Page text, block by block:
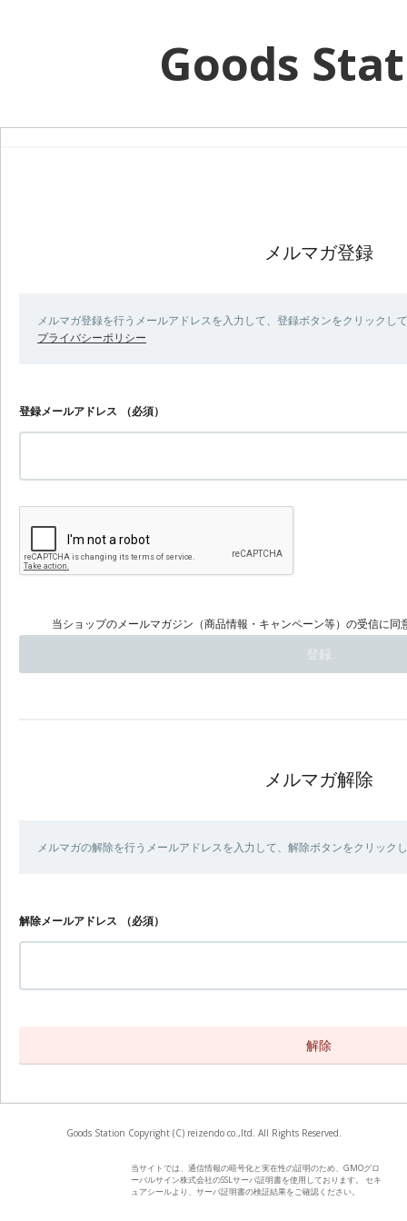
Goods
メルマガ登録
メルマガ登録を行うメールアドレスを入力して、登録ボタンをクリックし
プライバシーポリシー
登録メールアドレス （必須）
当ショップのメールマガジン（商品情報・キャンペーン等）の受信に
メルマガ解除
メルマガの解除を行うメールアドレスを入力して、解除ボタンをクリック
解除メールアドレス （必須）
Goods Station Copyright (C) reizendo co.,ltd. All Rights Reserved.
当サイトでは、通信情報の暗号化と実在性の証明のため、GMOグロ
ーバルサイン株式会社のSSLサーバ証明書を使用しております。 セキ
ュアシールより、サーバ証明書の検証結果をご確認ください。